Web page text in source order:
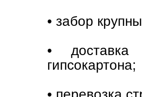
• забор
• доставка
гипсокартона;